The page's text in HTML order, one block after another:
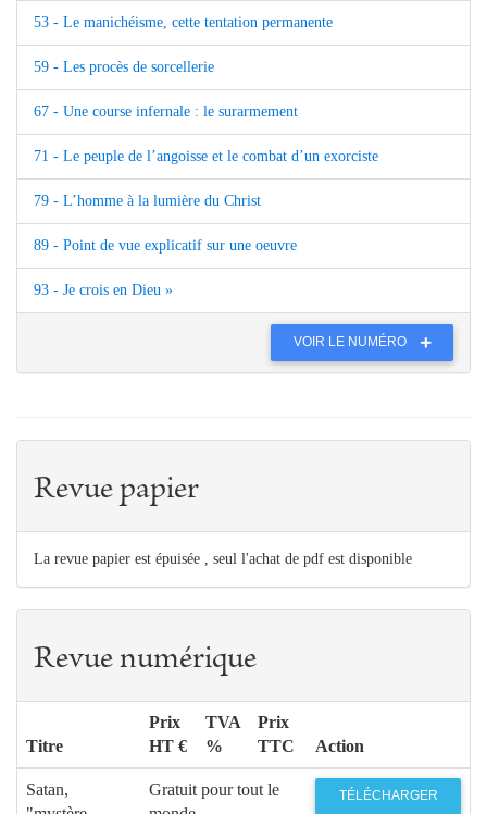
53 - Le manichéisme, cette tentation permanente
59 - Les procès de sorcellerie
67 - Une course infernale : le surarmement
71 - Le peuple de l’angoisse et le combat d’un exorciste
79 - L’homme à la lumière du Christ
89 - Point de vue explicatif sur une oeuvre
93 - Je crois en Dieu »
VOIR LE NUMÉRO
Revue papier
La revue papier est épuisée , seul l'achat de pdf est disponible
Revue numérique
Titre
Prix
HT €
TVA
%
Prix
TTC
Action
Satan,
Gratuit pour tout le
TÉLÉCHARGER